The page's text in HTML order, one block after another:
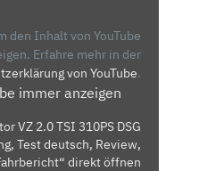
den Inhalt von YouTube
Erfahre mehr in der
von YouTube.
immer anzeigen
VZ 2.0 TSI 310PS DSG
Test deutsch, Review,
direkt öffnen